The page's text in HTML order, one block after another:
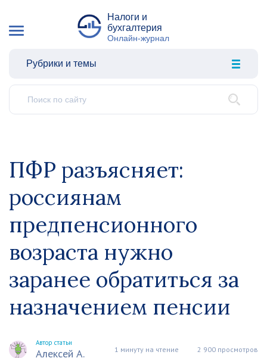
Налоги и
бухгалтерия
Онлайн-журнал
Рубрики и темы
ПФР разъясняет:
россиянам
предпенсионного
возраста нужно
заранее обратиться за
назначением пенсии
Автор статьи
Алексей А. 1 минуту на чтение 2 900 просмотров